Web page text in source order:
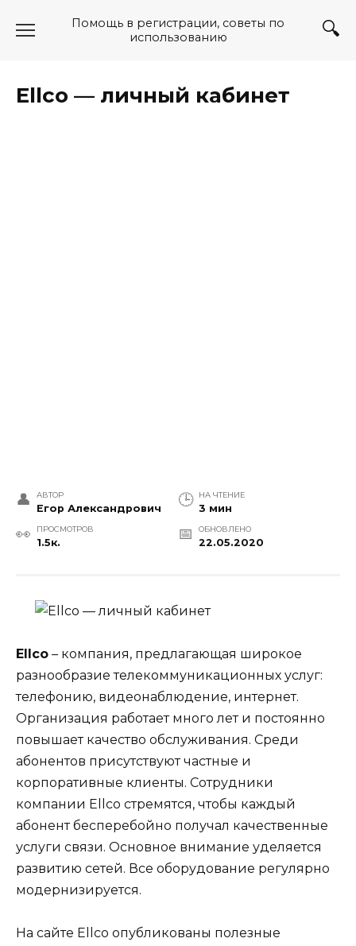
Помощь в регистрации, советы по
использованию
Ellco — личный кабинет
АВТОР
Егор Александрович
НА ЧТЕНИЕ
3 мин
ПРОСМОТРОВ
1.5к.
ОБНОВЛЕНО
22.05.2020
Ellco – компания, предлагающая широкое
разнообразие телекоммуникационных услуг:
телефонию, видеонаблюдение, интернет.
Организация работает много лет и постоянно
повышает качество обслуживания. Среди
абонентов присутствуют частные и
корпоративные клиенты. Сотрудники
компании Ellco стремятся, чтобы каждый
абонент бесперебойно получал качественные
услуги связи. Основное внимание уделяется
развитию сетей. Все оборудование регулярно
модернизируется.
На сайте Ellco опубликованы полезные